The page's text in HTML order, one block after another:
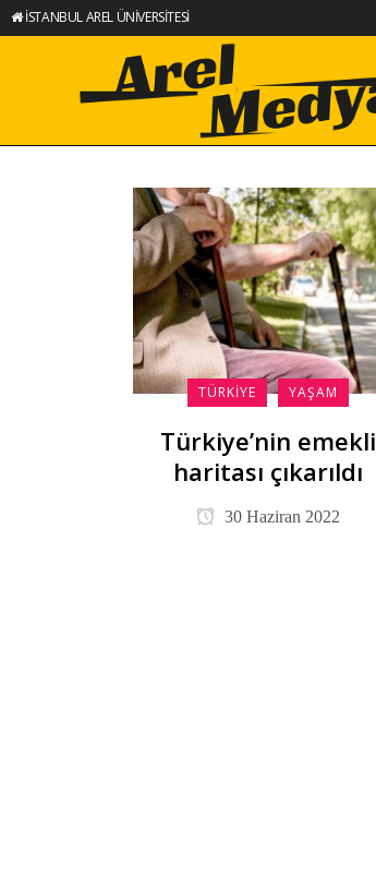
İSTANBUL AREL ÜNİVERSİTESİ
TÜRKIYE YAŞAM
Türkiye’nin emekli
haritası çıkarıldı
30 Haziran 2022